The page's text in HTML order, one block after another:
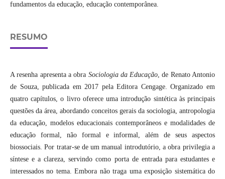
fundamentos da educação, educação contemporânea.
RESUMO
A resenha apresenta a obra Sociologia da Educação, de Renato Antonio
de Souza, publicada em 2017 pela Editora Cengage. Organizado em
quatro capítulos, o livro oferece uma introdução sintética às principais
questões da área, abordando conceitos gerais da sociologia, antropologia
da educação, modelos educacionais contemporâneos e modalidades de
educação formal, não formal e informal, além de seus aspectos
biossociais. Por tratar-se de um manual introdutório, a obra privilegia a
síntese e a clareza, servindo como porta de entrada para estudantes e
interessados no tema. Embora não traga uma exposição sistemática do